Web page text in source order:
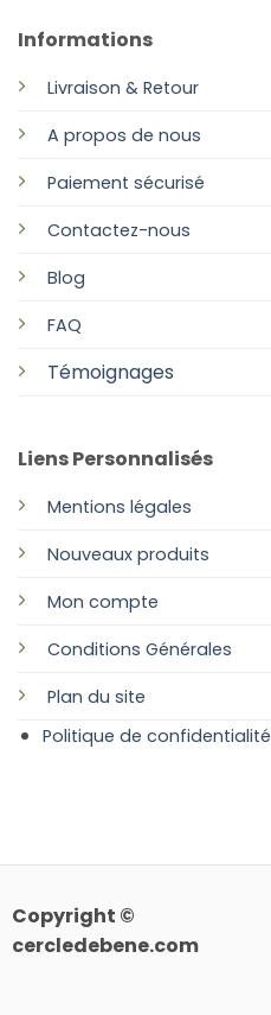
Informations
Livraison & Retour
A propos de nous
Paiement sécurisé
Contactez-nous
Blog
FAQ
Témoignages
Liens Personnalisés
Mentions légales
Nouveaux produits
Mon compte
Conditions Générales
Plan du site
Politique de confidentialité
Copyright ©
cercledebene.com